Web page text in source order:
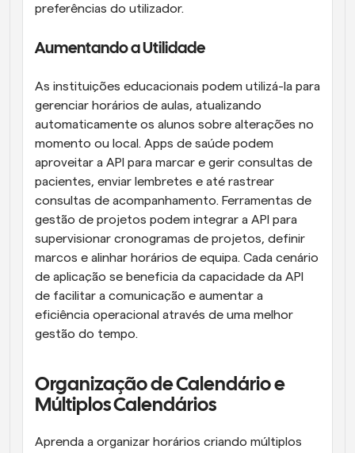
preferências do utilizador.
Aumentando a Utilidade
As instituições educacionais podem utilizá-la para
gerenciar horários de aulas, atualizando
automaticamente os alunos sobre alterações no
momento ou local. Apps de saúde podem
aproveitar a API para marcar e gerir consultas de
pacientes, enviar lembretes e até rastrear
consultas de acompanhamento. Ferramentas de
gestão de projetos podem integrar a API para
supervisionar cronogramas de projetos, definir
marcos e alinhar horários de equipa. Cada cenário
de aplicação se beneficia da capacidade da API
de facilitar a comunicação e aumentar a
eficiência operacional através de uma melhor
gestão do tempo.
Organização de Calendário e
Múltiplos Calendários
Aprenda a organizar horários criando múltiplos